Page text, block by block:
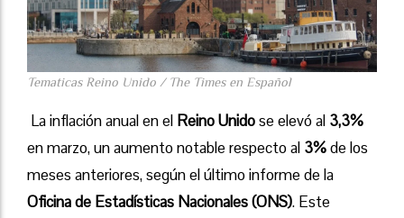
Tematicas Reino Unido / The Times en Español
La inflación anual en el Reino Unidose elevó al 3,3%
en marzo, un aumento notable respecto al 3%de los
meses anteriores, según el último informe de la
Oficina de Estadísticas Nacionales (ONS). Este